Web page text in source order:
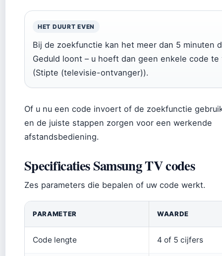
HET DUURT EVEN
Bij de zoekfunctie kan het meer dan 5 minuten
Geduld loont – u hoeft dan geen enkele code te
(Stipte (televisie-ontvanger)).
Of u nu een code invoert of de zoekfunctie
en de juiste stappen zorgen voor een werkende
afstandsbediening.
Specificaties Samsung TV codes
Zes parameters die bepalen of uw code werkt.
PARAMETER WAARDE
Code lengte 4 of 5 cijfers